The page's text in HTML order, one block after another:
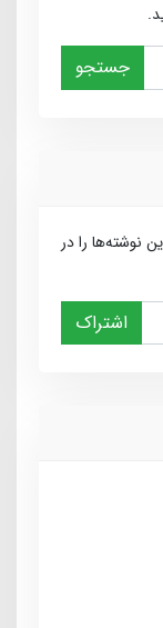
جستجو
نوشته‌ها را در
اشتراک